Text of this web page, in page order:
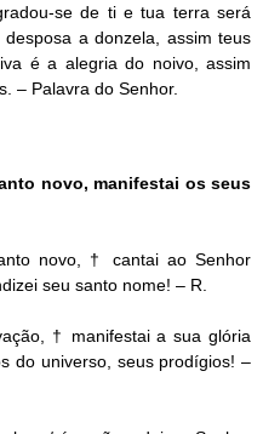
se de ti e tua terra será
a donzela, assim teus
é a alegria do noivo, assim
– Palavra do Senhor.
novo, manifestai os seus
novo, † cantai ao Senhor
seu santo nome! – R.
† manifestai a sua glória
do universo, seus prodígios! –